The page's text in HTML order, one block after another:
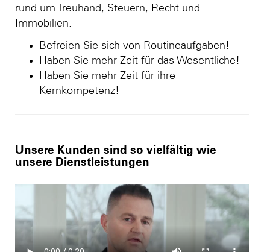
rund um Treuhand, Steuern, Recht und
Immobilien.
Befreien Sie sich von Routineaufgaben!
Haben Sie mehr Zeit für das Wesentliche!
Haben Sie mehr Zeit für ihre
Kernkompetenz!
Unsere Kunden sind so vielfältig wie
unsere Dienstleistungen